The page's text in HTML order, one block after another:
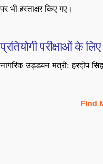
पर भी हस्ताक्षर किए गए।
प्रतियोगी परीक्षाओं के
नागरिक उड्डयन मंत्री: हरदीप सिंह
Find